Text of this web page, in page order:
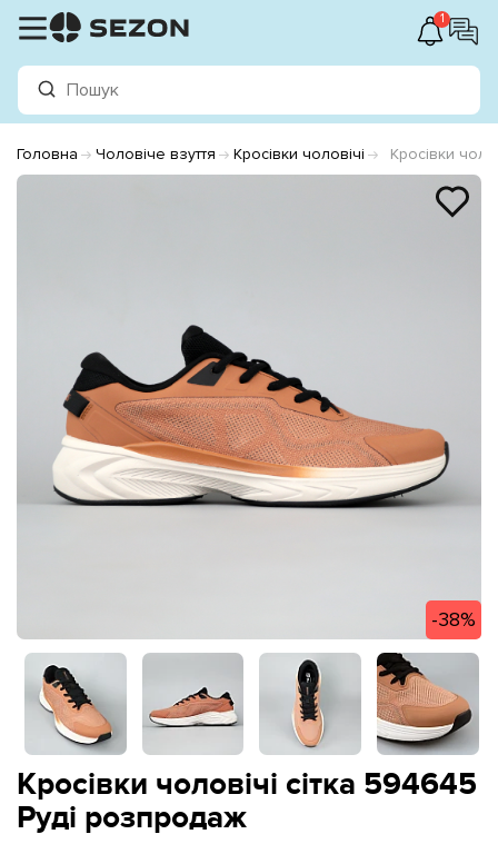
1
Головна Чоловіче взуття Кросівки чоловічі Кросівки
-38%
Кросівки чоловічі сітка 594645
Руді розпродаж